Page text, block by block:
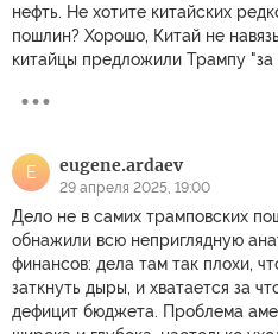
нефть. Не хотите китайских
пошлин? Хорошо, Китай не
китайцы предложили Трампу "за
E eugene.ardaev
29 апреля 2025, 19:00
Дело не в самих трамповских
обнажили всю неприглядную
финансов: дела там так плохи,
заткнуть дыры, и хватается за
дефицит бюджета. Проблема